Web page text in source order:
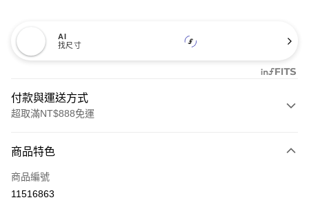
AI
找尺寸
付款與運送方式
超取滿NT$888免運
信用卡一次付款
信用卡分期付款
商品特色
商品編號
11516863